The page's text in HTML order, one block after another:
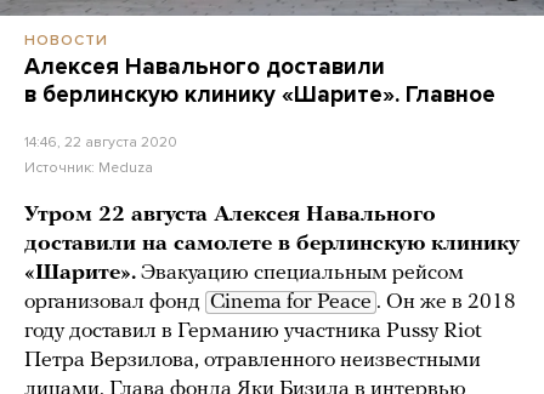
НОВОСТИ
Алексея Навального доставили
в берлинскую клинику «Шарите». Главное
14:46, 22 августа 2020
Источник: Meduza
Утром 22 августа Алексея Навального
доставили на самолете в берлинскую клинику
«Шарите». Эвакуацию специальным рейсом
организовал фонд Cinema for Peace . Он же в 2018
году доставил в Германию участника Pussy Riot
Петра Верзилова, отравленного неизвестными